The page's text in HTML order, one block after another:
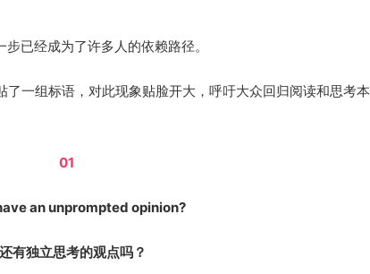
已经成为了许多人的依赖路径。
一组标语，对此现象贴脸开大，呼吁大众回归阅读和思考本
01
an unprompted opinion?
有独立思考的观点吗？